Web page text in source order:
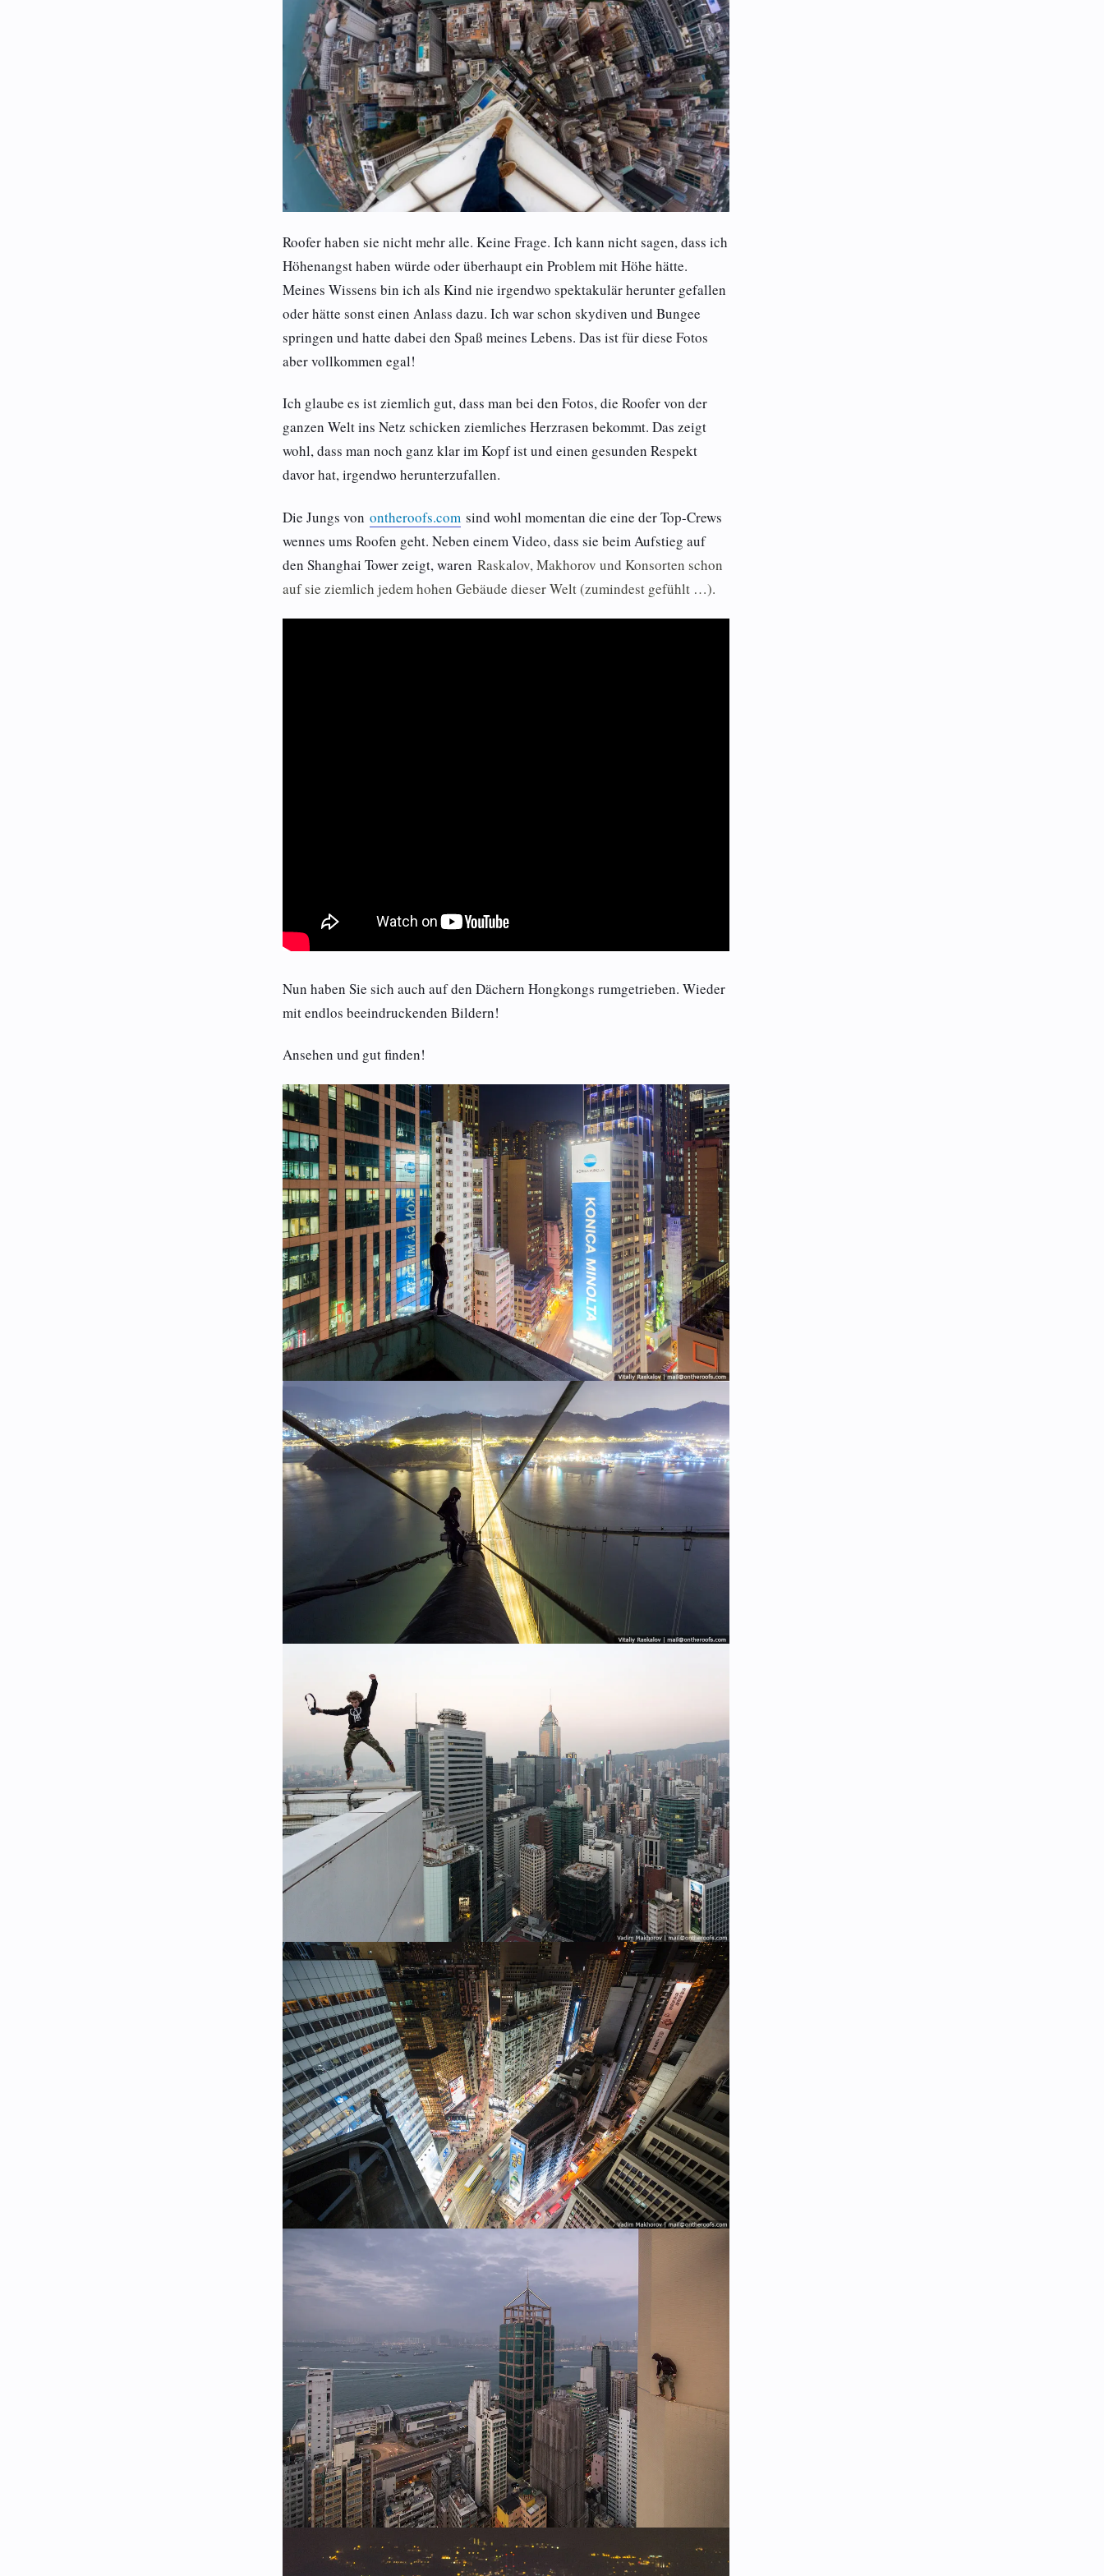
Roofer haben sie nicht mehr alle. Keine Frage. Ich kann nicht sagen, dass ich
Höhenangst haben würde oder überhaupt ein Problem mit Höhe hätte.
Meines Wissens bin ich als Kind nie irgendwo spektakulär herunter gefallen
oder hätte sonst einen Anlass dazu. Ich war schon skydiven und Bungee
springen und hatte dabei den Spaß meines Lebens. Das ist für diese Fotos
aber vollkommen egal!
Ich glaube es ist ziemlich gut, dass man bei den Fotos, die Roofer von der
ganzen Welt ins Netz schicken ziemliches Herzrasen bekommt. Das zeigt
wohl, dass man noch ganz klar im Kopf ist und einen gesunden Respekt
davor hat, irgendwo herunterzufallen.
Die Jungs von ontheroofs.com sind wohl momentan die eine der Top-Crews
wennes ums Roofen geht. Neben einem Video, dass sie beim Aufstieg auf
den Shanghai Tower zeigt, waren Raskalov, Makhorov und Konsorten schon
auf sie ziemlich jedem hohen Gebäude dieser Welt (zumindest gefühlt …).
Nun haben Sie sich auch auf den Dächern Hongkongs rumgetrieben. Wieder
mit endlos beeindruckenden Bildern!
Ansehen und gut finden!